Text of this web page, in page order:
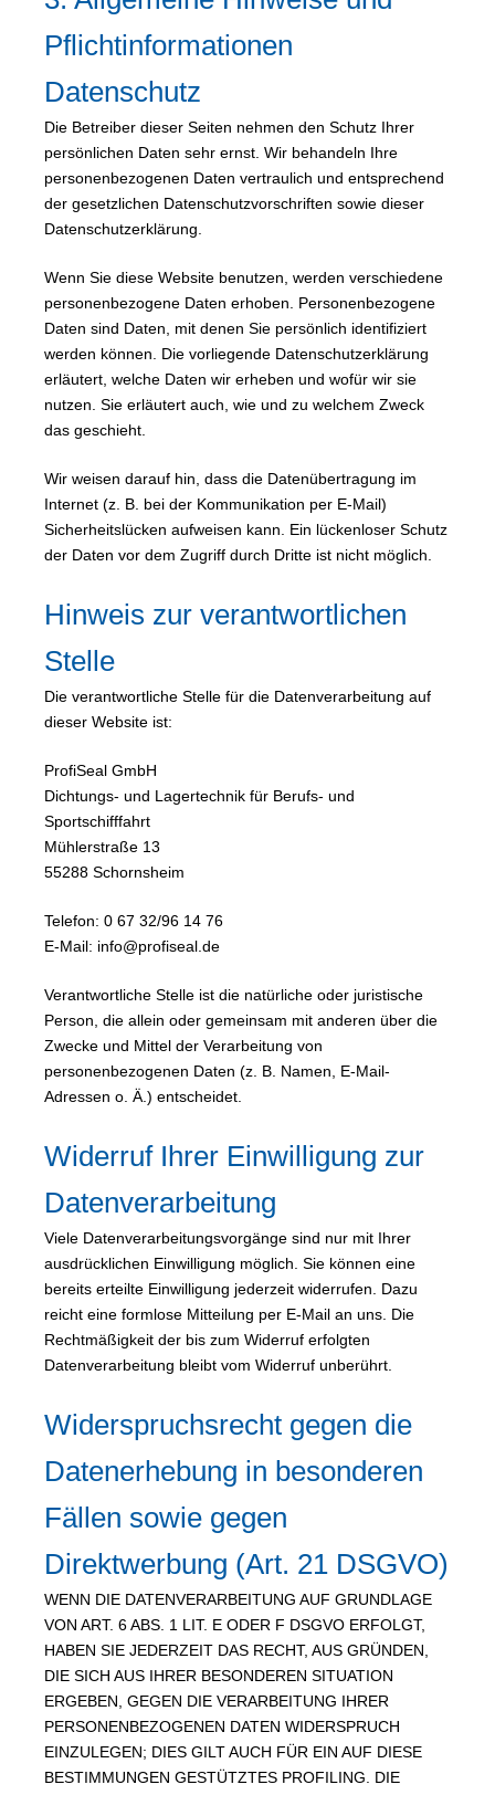
Pflichtinformationen
Datenschutz
Die Betreiber dieser Seiten nehmen den Schutz Ihrer
persönlichen Daten sehr ernst. Wir behandeln Ihre
personenbezogenen Daten vertraulich und entsprechend
der gesetzlichen Datenschutzvorschriften sowie dieser
Datenschutzerklärung.
Wenn Sie diese Website benutzen, werden verschiedene
personenbezogene Daten erhoben. Personenbezogene
Daten sind Daten, mit denen Sie persönlich identifiziert
werden können. Die vorliegende Datenschutzerklärung
erläutert, welche Daten wir erheben und wofür wir sie
nutzen. Sie erläutert auch, wie und zu welchem Zweck
das geschieht.
Wir weisen darauf hin, dass die Datenübertragung im
Internet (z. B. bei der Kommunikation per E-Mail)
Sicherheitslücken aufweisen kann. Ein lückenloser Schutz
der Daten vor dem Zugriff durch Dritte ist nicht möglich.
Hinweis zur verantwortlichen
Stelle
Die verantwortliche Stelle für die Datenverarbeitung auf
dieser Website ist:
ProfiSeal GmbH
Dichtungs- und Lagertechnik für Berufs- und
Sportschifffahrt
Mühlerstraße 13
55288 Schornsheim
Telefon: 0 67 32/96 14 76
E-Mail: info@profiseal.de
Verantwortliche Stelle ist die natürliche oder juristische
Person, die allein oder gemeinsam mit anderen über die
Zwecke und Mittel der Verarbeitung von
personenbezogenen Daten (z. B. Namen, E-Mail-
Adressen o. Ä.) entscheidet.
Widerruf Ihrer Einwilligung zur
Datenverarbeitung
Viele Datenverarbeitungsvorgänge sind nur mit Ihrer
ausdrücklichen Einwilligung möglich. Sie können eine
bereits erteilte Einwilligung jederzeit widerrufen. Dazu
reicht eine formlose Mitteilung per E-Mail an uns. Die
Rechtmäßigkeit der bis zum Widerruf erfolgten
Datenverarbeitung bleibt vom Widerruf unberührt.
Widerspruchsrecht gegen die
Datenerhebung in besonderen
Fällen sowie gegen
Direktwerbung (Art. 21 DSGVO)
WENN DIE DATENVERARBEITUNG AUF GRUNDLAGE
VON ART. 6 ABS. 1 LIT. E ODER F DSGVO ERFOLGT,
HABEN SIE JEDERZEIT DAS RECHT, AUS GRÜNDEN,
DIE SICH AUS IHRER BESONDEREN SITUATION
ERGEBEN, GEGEN DIE VERARBEITUNG IHRER
PERSONENBEZOGENEN DATEN WIDERSPRUCH
EINZULEGEN; DIES GILT AUCH FÜR EIN AUF DIESE
BESTIMMUNGEN GESTÜTZTES PROFILING. DIE